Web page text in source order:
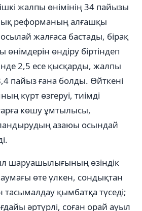
жалпы өнімінің 34 пайызы
реформаның алғашқы
жалғаса бастады, бірақ
өндіру біртіндеп
2,5 есе қысқарды, жалпы
пайыз ғана болды. Өйткені
күрт өзгеруі, тиімді
көшу ұмтылысы,
азаюы осындай
шаруашылығының өзіндік
аумағы өте үлкен, сондықтан
тасымалдау қымбатқа түседі;
əртүрлі, соған орай ауыл